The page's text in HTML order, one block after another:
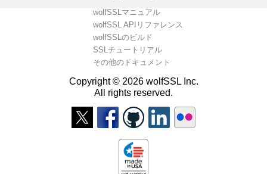
wolfSSLマニュアル
wolfSSL APIリファレンス
wolfSSLのビルド
SSLチュートリアル
その他のドキュメント
Copyright © 2026 wolfSSL Inc.
All rights reserved.